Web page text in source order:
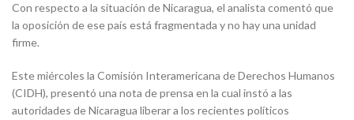
Con respecto a la situación de Nicaragua, el analista comentó que
la oposición de ese país está fragmentada y no hay una unidad
firme.
Este miércoles la Comisión Interamericana de Derechos Humanos
(CIDH), presentó una nota de prensa en la cual instó a las
autoridades de Nicaragua liberar a los recientes políticos